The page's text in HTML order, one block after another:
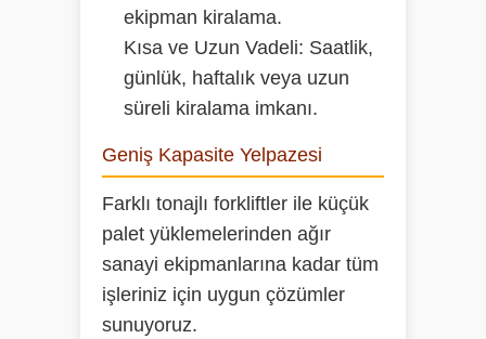
ekipman kiralama.
Kısa ve Uzun Vadeli: Saatlik,
günlük, haftalık veya uzun
süreli kiralama imkanı.
Geniş Kapasite Yelpazesi
Farklı tonajlı forkliftler ile küçük
palet yüklemelerinden ağır
sanayi ekipmanlarına kadar tüm
işleriniz için uygun çözümler
sunuyoruz.